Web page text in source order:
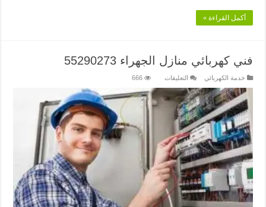
أكمل القراءة »
فني كهربائي منازل الجهراء 55290273
خدمة الكهربائي التعليقات
كهربائي
منازل
الجهراء
666